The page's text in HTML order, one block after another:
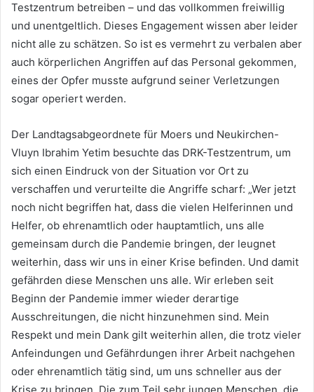
Testzentrum betreiben – und das vollkommen freiwillig
und unentgeltlich. Dieses Engagement wissen aber leider
nicht alle zu schätzen. So ist es vermehrt zu verbalen aber
auch körperlichen Angriffen auf das Personal gekommen,
eines der Opfer musste aufgrund seiner Verletzungen
sogar operiert werden.
Der Landtagsabgeordnete für Moers und Neukirchen-
Vluyn Ibrahim Yetim besuchte das DRK-Testzentrum, um
sich einen Eindruck von der Situation vor Ort zu
verschaffen und verurteilte die Angriffe scharf: „Wer jetzt
noch nicht begriffen hat, dass die vielen Helferinnen und
Helfer, ob ehrenamtlich oder hauptamtlich, uns alle
gemeinsam durch die Pandemie bringen, der leugnet
weiterhin, dass wir uns in einer Krise befinden. Und damit
gefährden diese Menschen uns alle. Wir erleben seit
Beginn der Pandemie immer wieder derartige
Ausschreitungen, die nicht hinzunehmen sind. Mein
Respekt und mein Dank gilt weiterhin allen, die trotz vieler
Anfeindungen und Gefährdungen ihrer Arbeit nachgehen
oder ehrenamtlich tätig sind, um uns schneller aus der